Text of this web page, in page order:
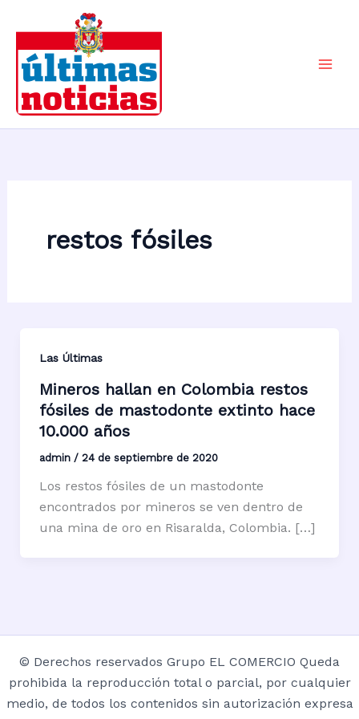
contenido
restos fósiles
Las Últimas
Mineros hallan en Colombia restos
fósiles de mastodonte extinto hace
10.000 años
admin / 24 de septiembre de 2020
Los restos fósiles de un mastodonte
encontrados por mineros se ven dentro de
una mina de oro en Risaralda, Colombia. […]
© Derechos reservados Grupo EL COMERCIO Queda
prohibida la reproducción total o parcial, por cualquier
medio, de todos los contenidos sin autorización expresa